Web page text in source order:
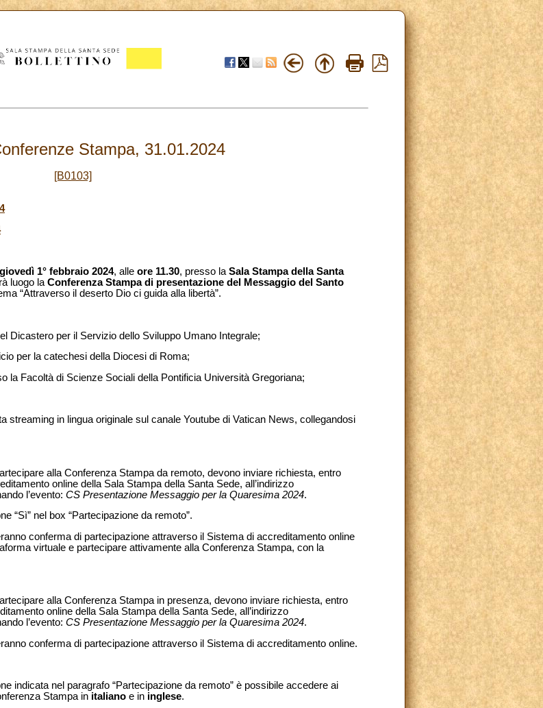
Stampa, 31.01.2024
[B0103]
1° febbraio 2024, alle ore 11.30, presso laSala Stampa della Santa
luogo laConferenza Stampa di presentazione del Messaggio del Santo
“Attraverso il deserto Dio ci guida alla libertà”.
Dicastero per il Servizio dello Sviluppo Umano Integrale;
per la catechesi della Diocesi di Roma;
la Facoltà di Scienze Sociali della Pontificia Università Gregoriana;
streaming in lingua originale sul canale Youtube di Vatican News, collegandosi
alla Conferenza Stampa da remoto, devono inviare richiesta, entro
online della Sala Stampa della Santa Sede, all’indirizzo
l’evento: CS Presentazione Messaggio per la Quaresima 2024.
“Sì” nel box “Partecipazione da remoto”.
conferma di partecipazione attraverso il Sistema di accreditamento online
virtuale e partecipare attivamente alla Conferenza Stampa, con la
alla Conferenza Stampa in presenza, devono inviare richiesta, entro
online della Sala Stampa della Santa Sede, all’indirizzo
l’evento: CS Presentazione Messaggio per la Quaresima 2024.
conferma di partecipazione attraverso il Sistema di accreditamento online.
indicata nel paragrafo “Partecipazione da remoto” è possibile accedere ai
Stampa in italiano e in inglese.